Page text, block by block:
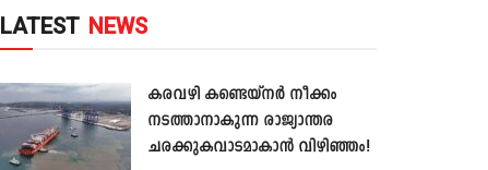
LATEST NEWS
കരവഴി കണ്ടെയ്നർ നീക്കം
നടത്താനാകുന്ന രാജ്യാന്തര
ചരക്കുകവാടമാകാൻ വിഴിഞ്ഞം!